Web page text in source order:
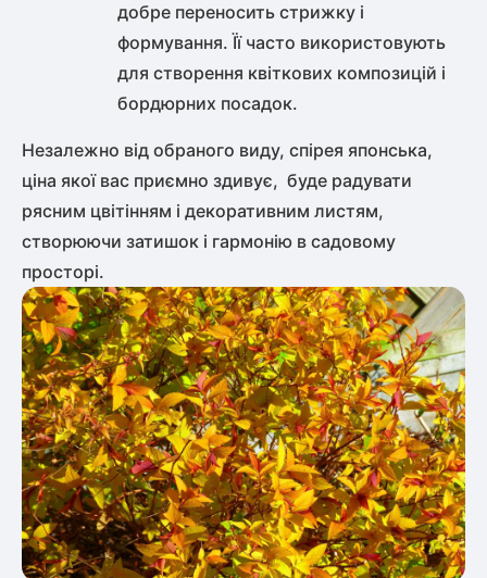
добре переносить стрижку і
формування. Її часто використовують
для створення квіткових композицій і
бордюрних посадок.
Незалежно від обраного виду, спірея японська,
ціна якої вас приємно здивує, буде радувати
рясним цвітінням і декоративним листям,
створюючи затишок і гармонію в садовому
просторі.